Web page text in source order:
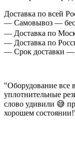
Доставка по всей
— Самовывоз —
— Доставка по
— Доставка по
— Срок доставки —
"Оборудование все
уплотнительные
слово удивили 😅
хорошем